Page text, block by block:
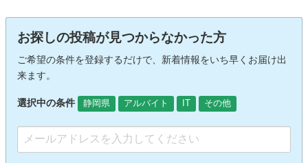
お探しの投稿が見つからなかった方
ご希望の条件を登録するだけで、新着情報をいち早くお届け出
来ます。
選択中の条件 静岡県 アルバイト IT その他